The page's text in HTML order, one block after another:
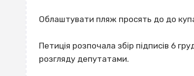
Облаштувати пляж просять до до
Петиція розпочала збір підписів 6
розгляду депутатами.